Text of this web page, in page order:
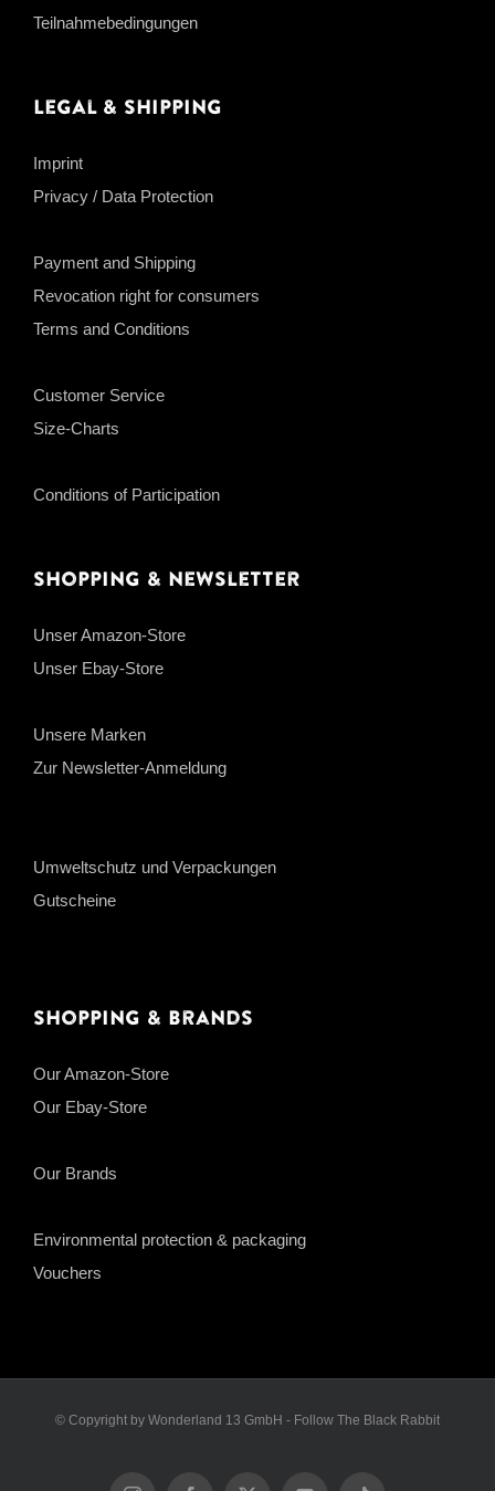
Teilnahmebedingungen
Legal & Shipping
Imprint
Privacy / Data Protection
Payment and Shipping
Revocation right for consumers
Terms and Conditions
Customer Service
Size-Charts
Conditions of Participation
Shopping & Newsletter
Unser Amazon-Store
Unser Ebay-Store
Unsere Marken
Zur Newsletter-Anmeldung
Umweltschutz und Verpackungen
Gutscheine
Shopping & Brands
Our Amazon-Store
Our Ebay-Store
Our Brands
Environmental protection & packaging
Vouchers
© Copyright by Wonderland 13 GmbH - Follow The Black Rabbit